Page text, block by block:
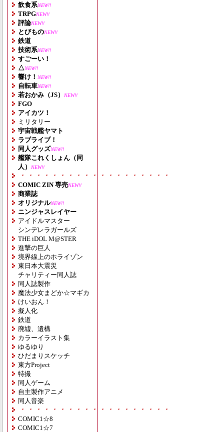
飲食系NEW!!
TRPGNEW!!
評論NEW!!
とびものNEW!!
鉄道
技術系NEW!!
すごーい！
△NEW!!
響け！ NEW!!
自転車NEW!!
若おかみ（JS） NEW!!
FGO
アイカツ！
ミリタリー
宇宙戦艦ヤマト
ラブライブ！
同人グッズNEW!!
艦隊これくしょん（同
人）
NEW!!
・・・・・・・・・・・・・・・・・・・
COMIC ZIN 専売NEW!!
商業誌
オリジナルNEW!!
ニンジャスレイヤー
アイドルマスター
シンデレラガールズ
THE iDOL M@STER
進撃の巨人
境界線上のホライゾン
東日本大震災
チャリティー同人誌
同人誌製作
魔法少女まどか☆マギカ
けいおん！
擬人化
鉄道
廃墟、遺構
カラーイラスト集
ゆるゆり
ひだまりスケッチ
東方Project
特撮
同人ゲーム
自主製作アニメ
同人音楽
・・・・・・・・・・・・・・・・・・・
COMIC1☆8
COMIC1☆7